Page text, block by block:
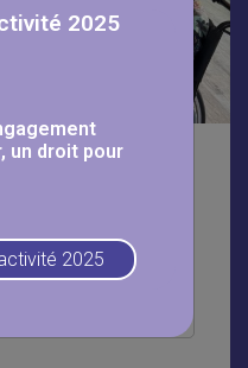
de la
Jean Rostand
l’esprit barbecue était
Jean Rostand
2025
un droit pour
2025